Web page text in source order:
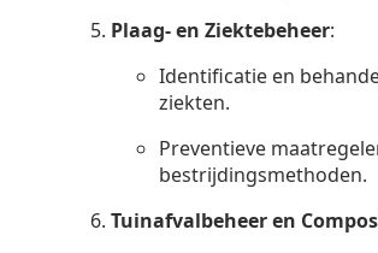
Plaag- en Ziektebeheer:
Identificatie en
ziekten.
Preventieve
bestrijdingsmethoden.
Tuinafvalbeheer en